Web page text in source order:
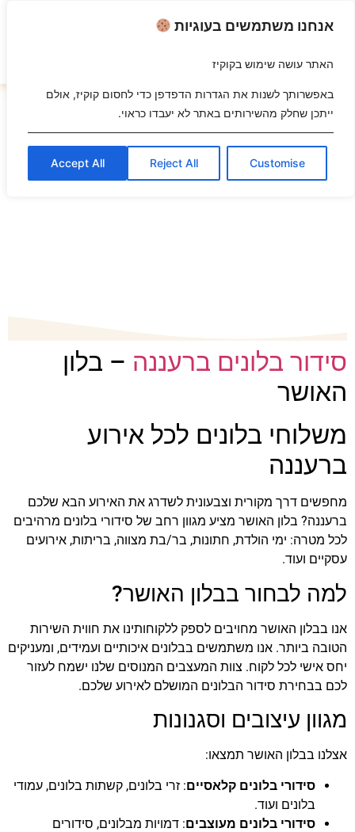
visibility_off השבת את ההבזקים
title סמן כותרות
settings צבע רקע
זום (הקטנה)
format_underlined הוסף קו תחתון לקישורים
font_download סמן קישורים
לאפס
את
אנחנו משתמשים בעוגיות
האתר עושה שימוש בקוקיז
באפשרותך לשנות את הגדרות הדפדפן כדי לחסום קוקיז, אולם
ייתכן שחלק מהשירותים באתר לא יעבדו כראוי.
Customise
Reject All
Accept All
סידור בלונים ברעננה – בלון
האושר
משלוחי בלונים לכל אירוע
ברעננה
מחפשים דרך מקורית וצבעונית לשדרג את האירוע הבא שלכם
ברעננה? בלון האושר מציע מגוון רחב של סידורי בלונים מרהיבים
לכל מטרה: ימי הולדת, חתונות, בר/בת מצווה, בריתות, אירועים
עסקיים ועוד.
למה לבחור בבלון האושר?
אנו בבלון האושר מחויבים לספק ללקוחותינו את חווית השירות
הטובה ביותר. אנו משתמשים בבלונים איכותיים ועמידים, ומעניקים
יחס אישי לכל לקוח. צוות המעצבים המנוסים שלנו ישמח לעזור
לכם בבחירת סידור הבלונים המושלם לאירוע שלכם.
מגוון עיצובים וסגנונות
אצלנו בבלון האושר תמצאו:
סידורי בלונים קלאסיים: זרי בלונים, קשתות בלונים, עמודי
בלונים ועוד.
סידורי בלונים מעוצבים: דמויות מבלונים, סידורים